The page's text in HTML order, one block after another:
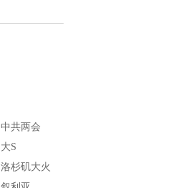
中共两会
大S
洛杉矶大火